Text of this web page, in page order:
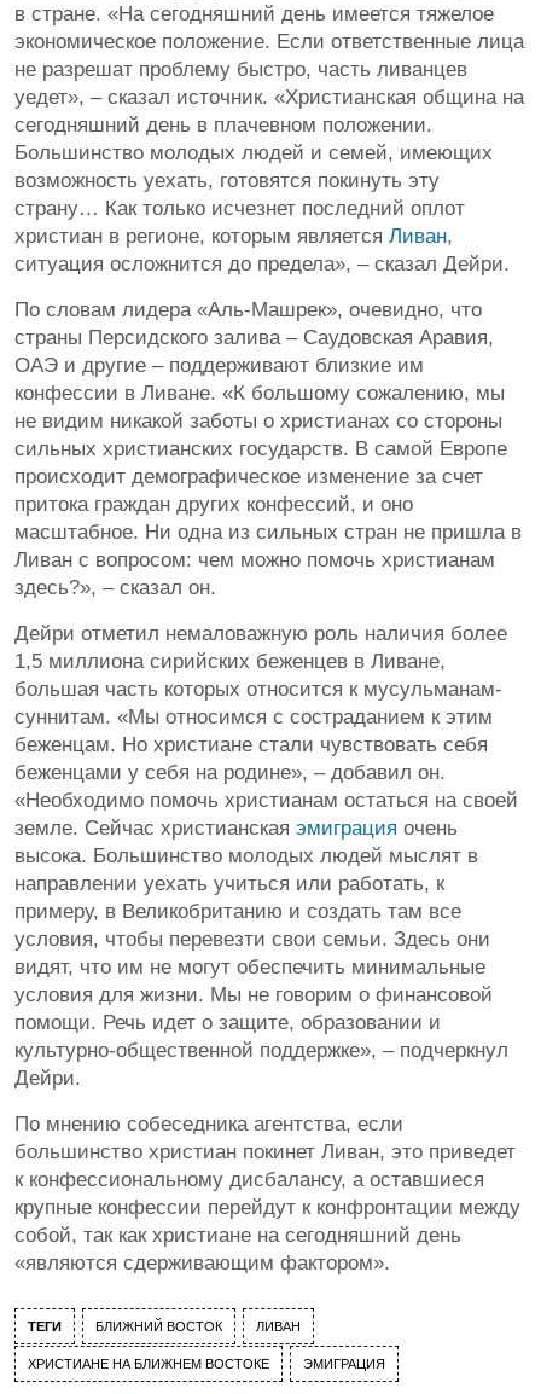
в стране. «На сегодняшний день имеется тяжелое
экономическое положение. Если ответственные лица
не разрешат проблему быстро, часть ливанцев
уедет», – сказал источник. «Христианская община на
сегодняшний день в плачевном положении.
Большинство молодых людей и семей, имеющих
возможность уехать, готовятся покинуть эту
страну… Как только исчезнет последний оплот
христиан в регионе, которым является Ливан,
ситуация осложнится до предела», – сказал Дейри.
По словам лидера «Аль-Машрек», очевидно, что
страны Персидского залива – Саудовская Аравия,
ОАЭ и другие – поддерживают близкие им
конфессии в Ливане. «К большому сожалению, мы
не видим никакой заботы о христианах со стороны
сильных христианских государств. В самой Европе
происходит демографическое изменение за счет
притока граждан других конфессий, и оно
масштабное. Ни одна из сильных стран не пришла в
Ливан с вопросом: чем можно помочь христианам
здесь?», – сказал он.
Дейри отметил немаловажную роль наличия более
1,5 миллиона сирийских беженцев в Ливане,
большая часть которых относится к мусульманам-
суннитам. «Мы относимся с состраданием к этим
беженцам. Но христиане стали чувствовать себя
беженцами у себя на родине», – добавил он.
«Необходимо помочь христианам остаться на своей
земле. Сейчас христианская эмиграция очень
высока. Большинство молодых людей мыслят в
направлении уехать учиться или работать, к
примеру, в Великобританию и создать там все
условия, чтобы перевезти свои семьи. Здесь они
видят, что им не могут обеспечить минимальные
условия для жизни. Мы не говорим о финансовой
помощи. Речь идет о защите, образовании и
культурно-общественной поддержке», – подчеркнул
Дейри.
По мнению собеседника агентства, если
большинство христиан покинет Ливан, это приведет
к конфессиональному дисбалансу, а оставшиеся
крупные конфессии перейдут к конфронтации между
собой, так как христиане на сегодняшний день
«являются сдерживающим фактором».
ТЕГИ БЛИЖНИЙ ВОСТОК ЛИВАН
ХРИСТИАНЕ НА БЛИЖНЕМ ВОСТОКЕ ЭМИГРАЦИЯ